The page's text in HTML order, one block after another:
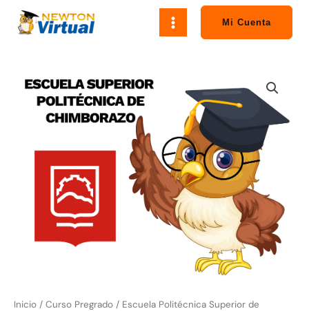
contenido
Mi Cuenta
Inicio / Curso Pregrado / Escuela Politécnica Superior de
Politécnica
Superior
ESPOCH